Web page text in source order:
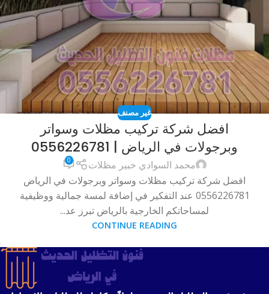
غير مصنف
افضل شركة تركيب مظلات وسواتر
وبرجولات في الرياض | 0556226781
محمد السوادي خبير مظلات 0
افضل شركة تركيب مظلات وسواتر وبرجولات في الرياض
0556226781 عند التفكير في إضافة لمسة جمالية ووظيفية
لمساحاتكم الخارجية بالرياض تبرز عد...
CONTINUE READING